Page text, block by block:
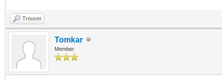
Trouver
Tomkar
Member